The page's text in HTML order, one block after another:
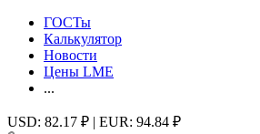
ГОСТы
Калькулятор
Новости
Цены LME
...
USD: 82.17 ₽ | EUR: 94.84 ₽